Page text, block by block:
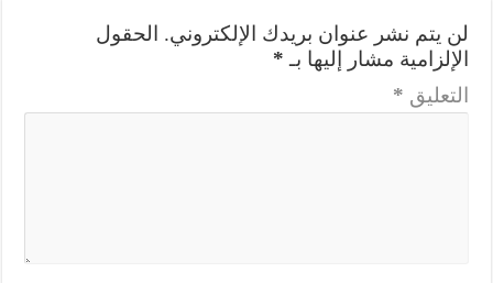
لن يتم نشر عنوان بريدك الإلكتروني.
الحقول
الإلزامية مشار إليها بـ *
التعليق *